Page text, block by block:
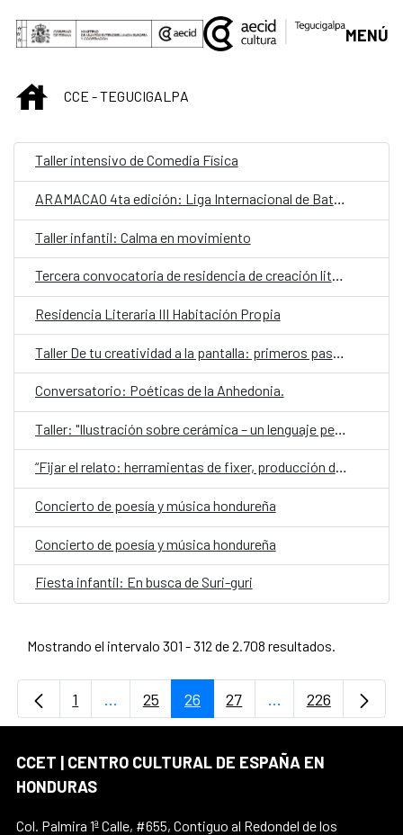
Saltar al contenido principal
MENÚ
INICIOCCE - TEGUCIGALPA
Taller intensivo de Comedia Física
ARAMACAO 4ta edición: Liga Internacional de Batallas de Rap Escritas
Taller infantil: Calma en movimiento
Tercera convocatoria de residencia de creación literaria
Residencia Literaria III Habitación Propia
Conversatorio: Poéticas de la Anhedonia.
Taller: "Ilustración sobre cerámica – un lenguaje personal”
“Fijar el relato: herramientas de fixer, producción de campo y asistencia de dirección en proyectos audiovisuales y periodísticos”
Concierto de poesía y música hondureña
Concierto de poesía y música hondureña
Fiesta infantil: En busca de Suri-guri
Mostrando el intervalo 301 - 312 de 2.708 resultados.
Página
1 ...Páginas intermedias Use TAB para
Página
25 Página
26 Página
27 ...PáginasPágina
226
CCET | CENTRO CULTURAL DE ESPAÑA EN
HONDURAS
Col. Palmira 1ª Calle, #655, Contiguo al Redondel de los